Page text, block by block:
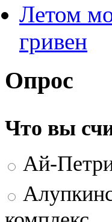
Летом
гривен
Опрос
Что вы
Ай-